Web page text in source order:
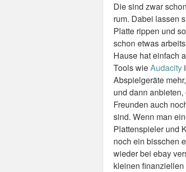
Die sind zwar
rum. Dabei lassen
Platte rippen und
schon etwas
Hause hat einfach
Tools wieAudacity
Abspielgeräte
und dann
Freunden auch
sind. Wenn man
Plattenspieler und
noch ein bisschen
wieder bei ebay
kleinen finanziellen